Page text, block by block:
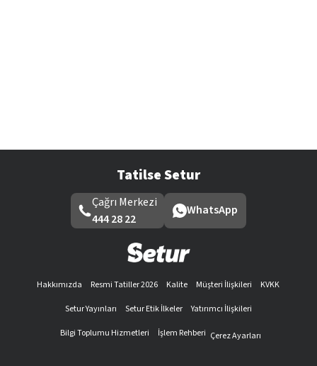
Tatilse Setur
Çağrı Merkezi
444 28 22
WhatsApp
Hakkımızda Resmi Tatiller 2026 Kalite Müşteri İlişkileri
KVKK
Setur Yayınları
Setur Etik İlkeler
Yatırımcı İlişkileri
Bilgi Toplumu Hizmetleri
İşlem Rehberi Çerez Ayarları